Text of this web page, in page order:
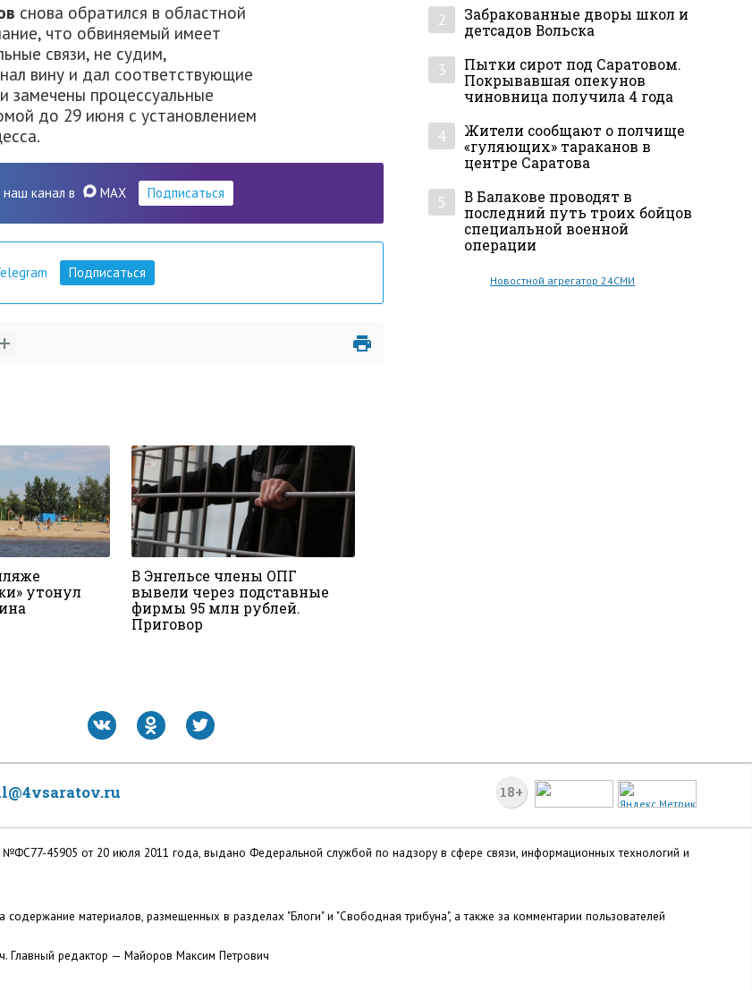
снова обратился в областной
что обвиняемый имеет
связи, не судим,
вину и дал соответствующие
замечены процессуальные
до 29 июня с установлением
наш канал в MAX Подписаться
Подписаться
утонул
В Энгельсе члены ОПГ
вывели через подставные
фирмы 95 млн рублей.
Приговор
2
Забракованные дворы школ и
детсадов Вольска
3
Пытки сирот под Саратовом.
Покрывавшая опекунов
чиновница получила 4 года
4
Жители сообщают о полчище
«гуляющих» тараканов в
центре Саратова
5
В Балакове проводят в
последний путь троих бойцов
специальной военной
операции
Новостной агрегатор 24СМИ
18+
№ФС77-45905 от 20 июля 2011 года, выдано Федеральной службой по надзору в сфере связи, информационных технологий и
материалов, размещенных в разделах "Блоги" и "Свободная трибуна", а также за комментарии пользователей
Главный редактор — Майоров Максим Петрович